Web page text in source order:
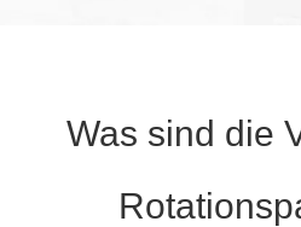
Was sind die